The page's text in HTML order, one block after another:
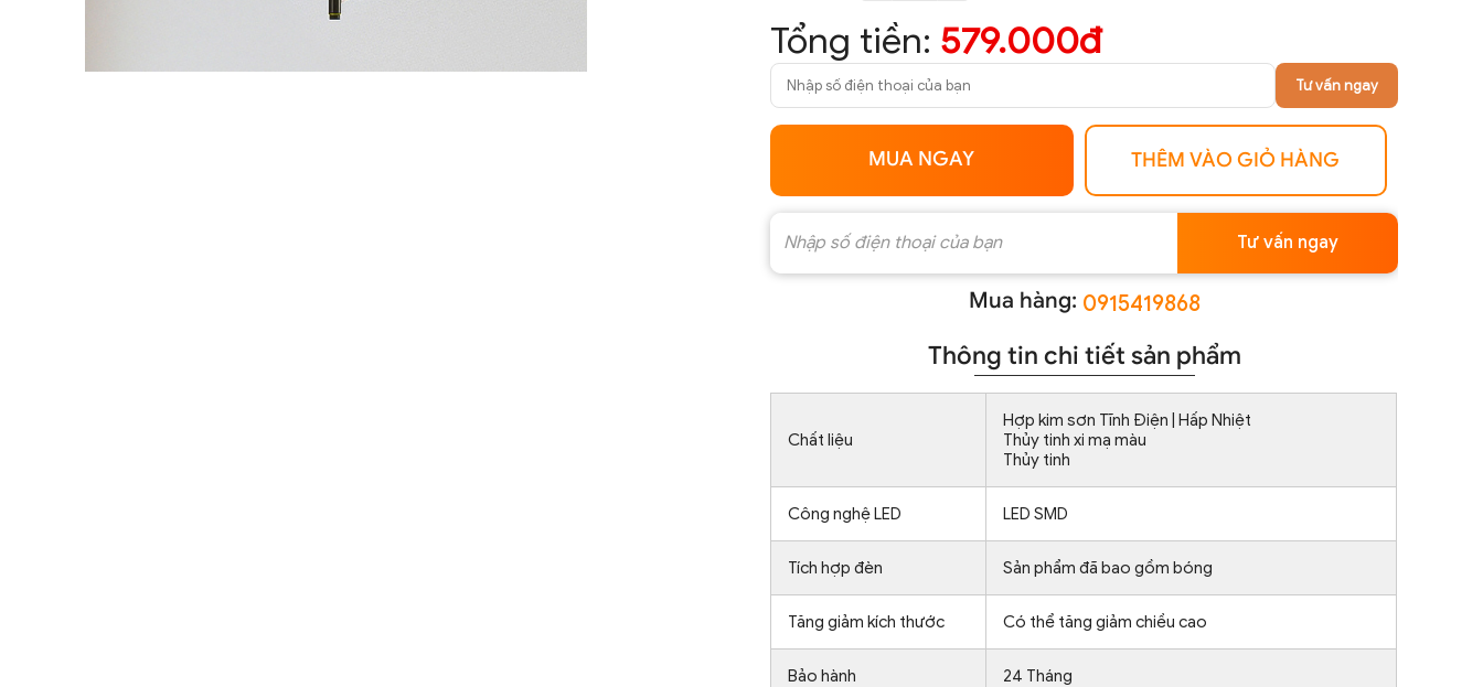
Tổng tiền: 579.000đ
Tư vấn ngay
MUA NGAY THÊM VÀO GIỎ HÀNG
Tư vấn ngay
Mua hàng: 0915419868
Thông tin chi tiết sản phẩm
Chất liệu
Hợp kim sơn Tĩnh Điện | Hấp Nhiệt
Thủy tinh xi mạ màu
Thủy tinh
Công nghệ LED LED SMD
Tích hợp đèn Sản phẩm đã bao gồm bóng
Tăng giảm kích thước Có thể tăng giảm chiều cao
Bảo hành 24 Tháng